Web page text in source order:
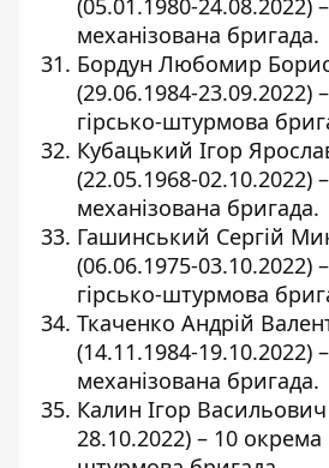
(05.01.1980-24.08.2022)
механізована бригада.
Бордун Любомир
(29.06.1984-23.09.2022)
гірсько-штурмова
Кубацький Ігор
(22.05.1968-02.10.2022)
механізована бригада.
Гашинський Сергій
(06.06.1975-03.10.2022)
гірсько-штурмова
Ткаченко Андрій
(14.11.1984-19.10.2022)
механізована бригада.
Калин Ігор
28.10.2022) – 10 окрема